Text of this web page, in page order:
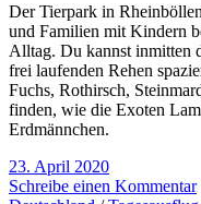
Der Tierpark in
und Familien mit Kindern
Alltag. Du kannst inmitten
frei laufenden Rehen
Fuchs, Rothirsch,
finden, wie die Exoten
Erdmännchen.
23. April 2020
Schreibe einen Kommentar